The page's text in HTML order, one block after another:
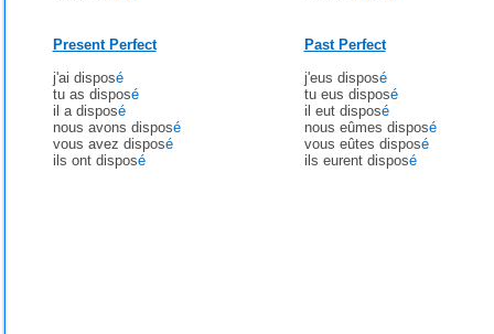
Present Perfect
j'ai disposé
tu as disposé
il a disposé
nous avons disposé
vous avez disposé
ils ont disposé
Past Perfect
j'eus disposé
tu eus disposé
il eut disposé
nous eûmes disposé
vous eûtes disposé
ils eurent disposé